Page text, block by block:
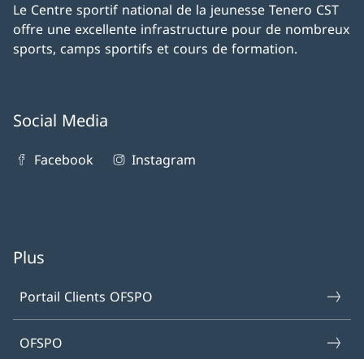
Le Centre sportif national de la jeunesse Tenero CST
offre une excellente infrastructure pour de nombreux
sports, camps sportifs et cours de formation.
Social Media
Facebook Instagram
Plus
Portail Clients OFSPO
OFSPO